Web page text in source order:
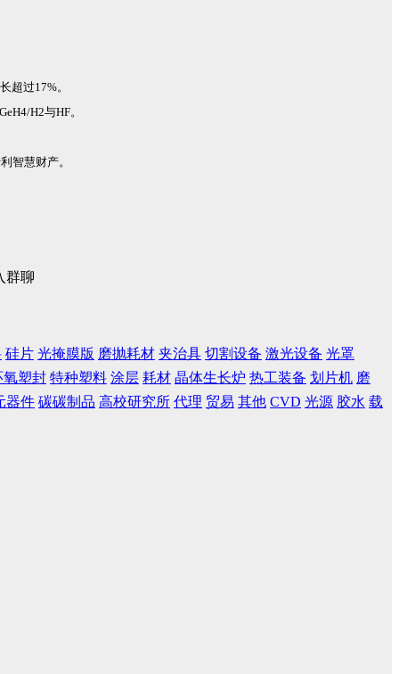
超过17%。
H2与HF。
智慧财产。
群聊
硅片 光掩膜版 磨抛耗材 夹治具 切割设备 激光设备 光罩
氧塑封 特种塑料 涂层 耗材 晶体生长炉 热工装备 划片机 磨
器件 碳碳制品 高校研究所 代理 贸易 其他 CVD 光源 胶水 载